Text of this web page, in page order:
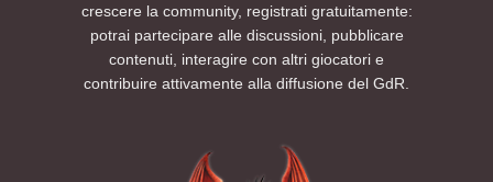
crescere la community, registrati gratuitamente:
potrai partecipare alle discussioni, pubblicare
contenuti, interagire con altri giocatori e
contribuire attivamente alla diffusione del GdR.